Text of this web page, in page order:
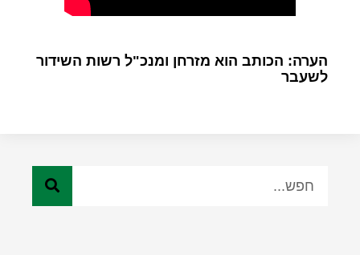
הערה: הכותב הוא מזרחן ומנכ"ל רשות השידור
לשעבר